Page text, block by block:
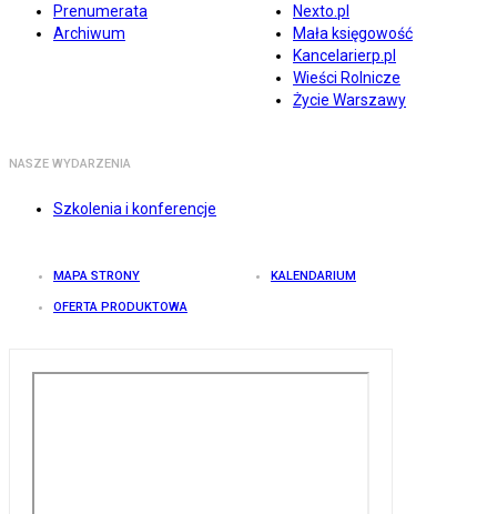
Prenumerata
Archiwum
Nexto.pl
Mała księgowość
Kancelarierp.pl
Wieści Rolnicze
Życie Warszawy
NASZE WYDARZENIA
Szkolenia i konferencje
MAPA STRONY KALENDARIUM
OFERTA PRODUKTOWA